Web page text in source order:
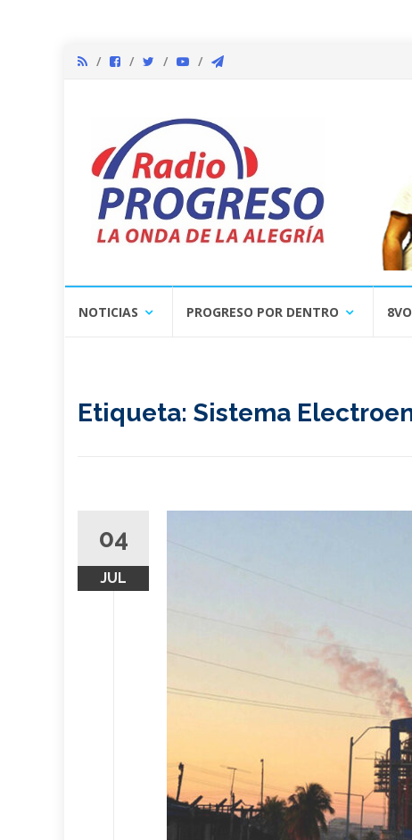
NOTICIAS PROGRESO POR DENTRO
Etiqueta: Sistema
04
JUL